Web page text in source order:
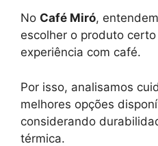
No Café Miró,
escolher o produto
experiência com café.
Por isso, analisamos
melhores opções
considerando
térmica.